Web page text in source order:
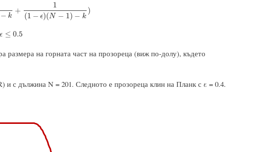
− k
+
1
(1 − ϵ)(N − 1) − k
)
1−k+1( 1−ϵ)(N−1)−k)
ϵ ≤ 0.5
ϵ ≤0.5
на горната част на прозореца (виж по-долу), където
и с дължина N = 201. Следното е прозореца клин на Планк с ε = 0.4.